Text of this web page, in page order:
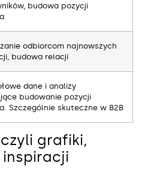
budowa pozycji
odbiorcom najnowszych
budowa relacji
dane i analizy
budowanie pozycji
Szczególnie skuteczne w B2B
grafiki,